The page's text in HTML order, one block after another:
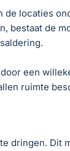
locaties
de
een
ruimte
dringen. Dit